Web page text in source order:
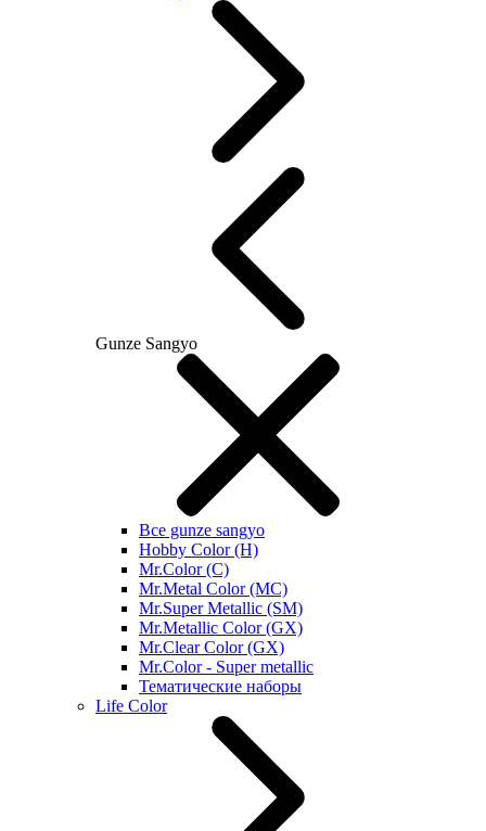
Gunze Sangyo
Все gunze sangyo
Hobby Color (H)
Mr.Color (C)
Mr.Metal Color (MC)
Mr.Super Metallic (SM)
Mr.Metallic Color (GX)
Mr.Clear Color (GX)
Mr.Color - Super metallic
Тематические наборы
Life Color